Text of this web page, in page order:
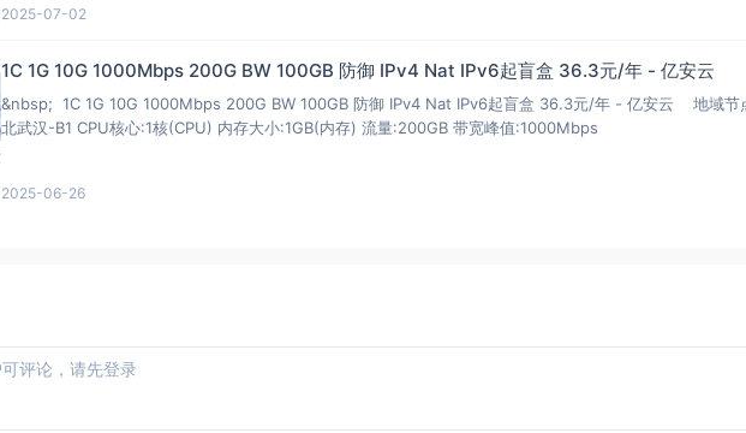
2025-07-02
1C 1G 10G 1000Mbps 200G BW 100GB 防御 IPv4 Nat IPv6起盲盒 36.3元/年 - 亿安云
&nbsp; 1C 1G 10G 1000Mbps 200G BW 100GB 防御 IPv4 Nat IPv6起盲盒 36.3元/年 - 亿安云 地域节
北武汉-B1 CPU核心:1核(CPU) 内存大小:1GB(内存) 流量:200GB 带宽峰值:1000Mbps
2025-06-26